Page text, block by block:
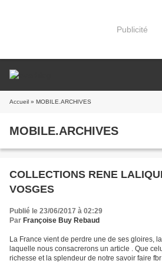
Publicité
Accueil » MOBILE.ARCHIVES
MOBILE.ARCHIVES
COLLECTIONS RENE
VOSGES
Publié le 23/06/2017 à 02:29
Par Françoise Buy Rebaud
La France vient de perdre une de ses gloires,
laquelle nous consacrerons un article . Que
richesse et la splendeur de notre savoir faire